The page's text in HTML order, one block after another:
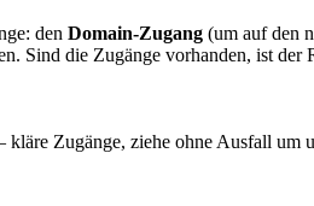
den Domain-Zugang (um auf den
Sind die Zugänge vorhanden, ist der
Zugänge, ziehe ohne Ausfall um